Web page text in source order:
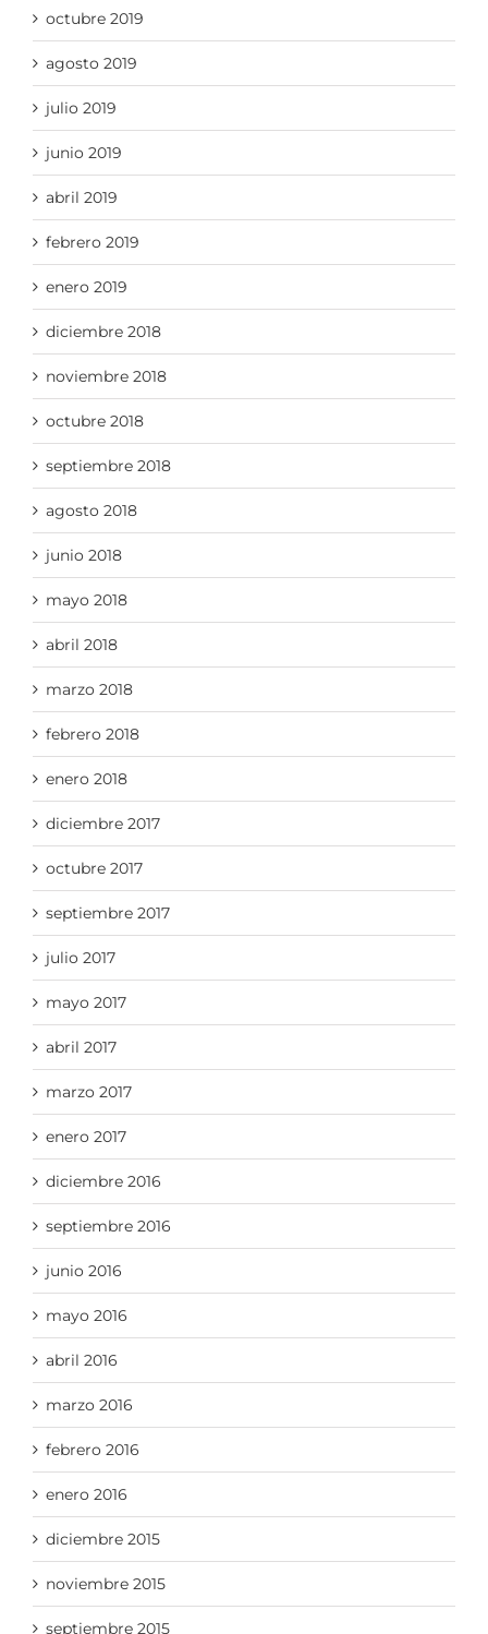
octubre 2019
agosto 2019
julio 2019
junio 2019
abril 2019
febrero 2019
enero 2019
diciembre 2018
noviembre 2018
octubre 2018
septiembre 2018
agosto 2018
junio 2018
mayo 2018
abril 2018
marzo 2018
febrero 2018
enero 2018
diciembre 2017
octubre 2017
septiembre 2017
julio 2017
mayo 2017
abril 2017
marzo 2017
enero 2017
diciembre 2016
septiembre 2016
junio 2016
mayo 2016
abril 2016
marzo 2016
febrero 2016
enero 2016
diciembre 2015
noviembre 2015
septiembre 2015